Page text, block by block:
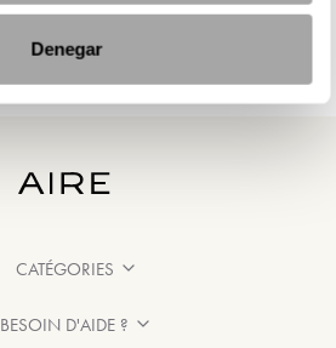
Denegar
CATÉGORIES
BESOIN D'AIDE ?